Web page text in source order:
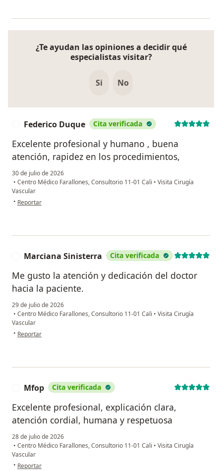
¿Te ayudan las opiniones a decidir qué
especialistas visitar?
Si No
Federico Duque Cita verificada
Excelente profesional y humano , buena
atención, rapidez en los procedimientos,
30 de julio de 2026
• Centro Médico Farallones, Consultorio 11-01 Cali • Visita Cirugía
Vascular
• en opinión del usuario Federico Duque
Reportar
Marciana Sinisterra Cita verificada
Me gusto la atención y dedicación del doctor
hacia la paciente.
29 de julio de 2026
• Centro Médico Farallones, Consultorio 11-01 Cali • Visita Cirugía
Vascular
• en opinión del usuario Marciana Sinisterra
Reportar
Mfop Cita verificada
Excelente profesional, explicación clara,
atención cordial, humana y respetuosa
28 de julio de 2026
• Centro Médico Farallones, Consultorio 11-01 Cali • Visita Cirugía
Vascular
• en opinión del usuario Mfop
Reportar